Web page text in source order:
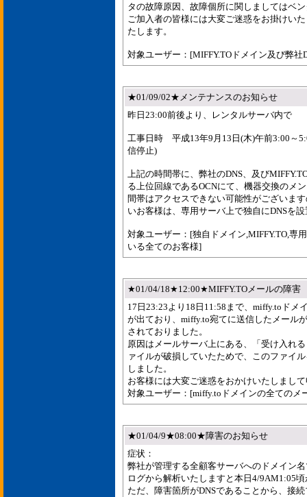
タの故障原因、故障個所に関しましてはベ
ご加入者の皆様には大変ご迷惑をお掛けい
たします。
対象ユーザー：[MIFFY.TOドメイン及び弊社
★01/09/02★メンテナンスのお知らせ
昨日23:00前後より、レンタルサーバ内で
工事日時 平成13年9月13日(木)午前3:00～
信停止)
上記の時間帯に、弊社のDNS、及び
る上位回線であるOCNにて、機器交換のメ
間帯はアクセスできない可能性がございま
いお客様は、専用サーバ上で独自にDNSを
対象ユーザー：[独自ドメイン,MIFFY.TO,専
いる全てのお客様]
★01/04/18★12:00★MIFFY.TOメールの障害
17日23:23より18日11:58まで、miffy.toドメ
が出ており、miffy.to宛てに送信したメール
されておりました。
原因はメールサーバ上にある、「受け入れ
ァイルが破損していたためで、このファイ
しました。
お客様には大変ご迷惑をおかけいたしまし
対象ユーザー：[miffy.toドメインの全てのメ
★01/04/9★08:00★障害のお知らせ
症状：
弊社が管理する全顧客サーバへのドメイン
ログから解析いたしますと本日4/9AM1:05
ただ、障害箇所がDNSであることから、接